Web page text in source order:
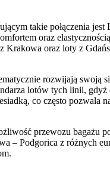
takie połączenia
oraz
oraz loty z
rozwijają swoją
lotów tych linii,
co często pozwala
przewozu bagażu
– Podgorica z różnych